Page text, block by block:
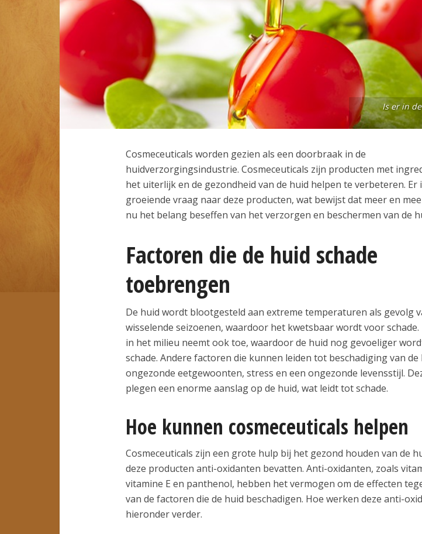
Is er in
Cosmeceuticals worden gezien als een doorbraak in de
huidverzorgingsindustrie. Cosmeceuticals zijn producten met
het uiterlijk en de gezondheid van de huid helpen te verbeteren. Er
groeiende vraag naar deze producten, wat bewijst dat meer en
nu het belang beseffen van het verzorgen en beschermen van de
Factoren die de huid schade
toebrengen
De huid wordt blootgesteld aan extreme temperaturen als gevolg
wisselende seizoenen, waardoor het kwetsbaar wordt voor
in het milieu neemt ook toe, waardoor de huid nog gevoeliger
schade. Andere factoren die kunnen leiden tot beschadiging van de
ongezonde eetgewoonten, stress en een ongezonde levensstijl.
plegen een enorme aanslag op de huid, wat leidt tot schade.
Hoe kunnen cosmeceuticals helpen
Cosmeceuticals zijn een grote hulp bij het gezond houden van de
deze producten anti-oxidanten bevatten. Anti-oxidanten, zoals
vitamine E en panthenol, hebben het vermogen om de effecten
van de factoren die de huid beschadigen. Hoe werken deze anti-
hieronder verder.